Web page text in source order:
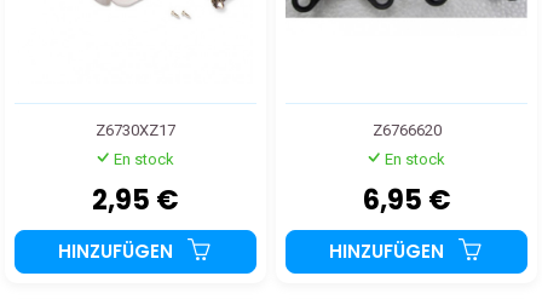
Z6730XZ17
En stock
2,95 €
HINZUFÜGEN
Z6766620
En stock
6,95 €
HINZUFÜGEN